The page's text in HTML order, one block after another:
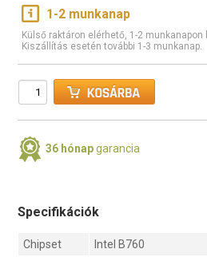
1-2 munkanap
Külső raktáron elérhető, 1-2 munkanapon
Kiszállítás esetén további 1-3 munkanap.
36 hónapgarancia
Specifikációk
Chipset
Intel B760